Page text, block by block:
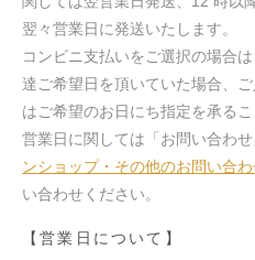
翌々営業日に発送いたします。
コンビニ支払いをご選択の場合
達ご希望日を頂いていた場合、
はご希望のお日にち指定を承る
営業日に関しては「お問い合わせ
ンショップ・その他のお問い合
い合わせください。
【営業日について】